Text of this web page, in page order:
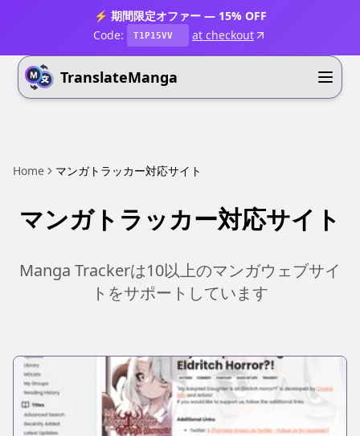
⚡ 期間限定オファー — 15% OFF
Code:
T1P15VV at checkout
TranslateManga
Home マンガトラッカー対応サイト
マンガトラッカー対応サイト
Manga Trackerは10以上のマンガウェブサイ
トをサポートしています